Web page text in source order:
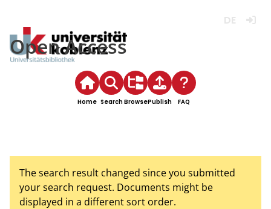
Open Access
Home SearchBrowsePublish FAQ
The search result changed since you submitted
your search request. Documents might be
displayed in a different sort order.